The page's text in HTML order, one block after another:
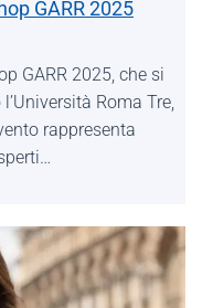
GARR 2025
GARR 2025, che si
Roma Tre,
rappresenta